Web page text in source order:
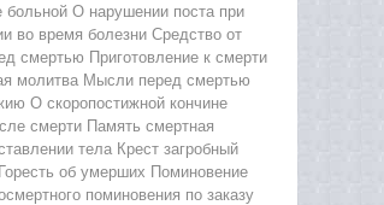
больной О нарушении поста при
во время болезни Средство от
смертью Приготовление к смерти
молитва Мысли перед смертью
О скоропостижной кончине
смерти Память смертная
тела Крест загробный
об умерших Поминовение
поминовения по заказу